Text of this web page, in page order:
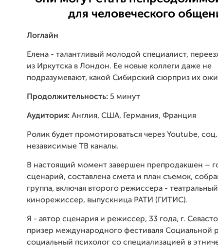
для человеческого
Логлайн
Елена - талантливый молодой специалист,
из Иркутска в Лондон. Ее новые коллеги даже не
подразумевают, какой Сибирский сюрприз их
Продолжительность: 5 минут
Аудитория: Англия, США, Германия, Франция
Ролик будет промотироваться через Youtube,
независимые ТВ каналы.
В настоящий момент завершен препродакшен –
сценарий, составлена смета и план съемок,
группа, включая второго режиссера -
кинорежиссер, выпускница РАТИ (ГИТИС).
Я - автор сценария и режиссер, 33 года, г.
призер международного фестиваля Социальной
социальный психолог со специализацией в